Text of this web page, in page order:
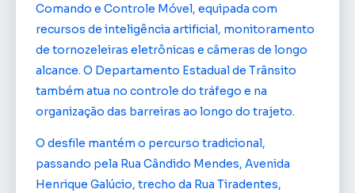
Comando e Controle Móvel, equipada com
recursos de inteligência artificial, monitoramento
de tornozeleiras eletrônicas e câmeras de longo
alcance. O Departamento Estadual de Trânsito
também atua no controle do tráfego e na
organização das barreiras ao longo do trajeto.
O desfile mantém o percurso tradicional,
passando pela Rua Cândido Mendes, Avenida
Henrique Galúcio, trecho da Rua Tiradentes,